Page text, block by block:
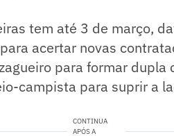
tem até 3 de março,
acertar novas
para formar dupla
campista para suprir a
CONTINUA
APÓS A